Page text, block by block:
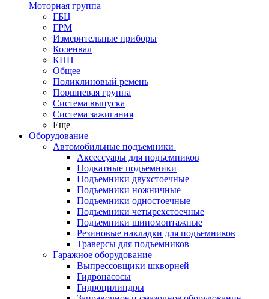
Моторная группа
ГБЦ
ГРМ
Измерительные приборы
Коленвал
КПП
Общее
Поликлиновый ремень
Поршневая группа
Система выпуска
Система зажигания
Еще
Оборудование
Автомобильные подъемники
Аксессуары для подъемников
Подкатные подъемники
Подъемники двухстоечные
Подъемники ножничные
Подъемники одностоечные
Подъемники четырехстоечные
Подъемники шиномонтажные
Резиновые накладки для подъемников
Траверсы для подъемников
Гаражное оборудование
Выпрессовщики шкворней
Гидронасосы
Гидроцилиндры